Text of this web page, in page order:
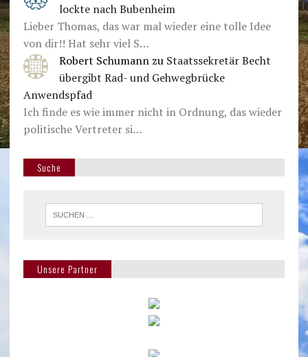
lockte nach Bubenheim
Lieber Thomas, das war mal wieder eine tolle Idee
von dir!! Hat sehr viel S…
Robert Schumann zu Staatssekretär Becht
übergibt Rad- und Gehwegbrücke
Anwendspfad
Ich finde es wie immer nicht in Ordnung, das wieder
politische Vertreter si…
Suche
Unsere Partner